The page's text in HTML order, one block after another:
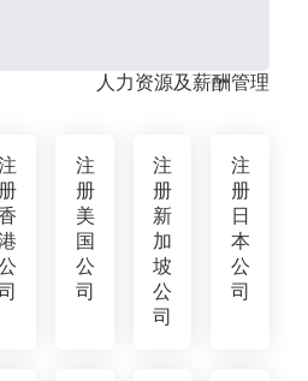
人力资源及薪酬管理
册
注
册
美
国
公
司
注
册
新
加
坡
公
司
注
册
日
本
公
司